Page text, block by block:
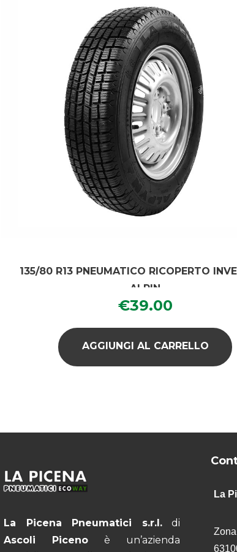
135/80 R13 PNEUMATICO RICOPERTO
ALPIN
€39.00
AGGIUNGI AL CARRELLO
La Picena Pneumatici s.r.l.di
Ascoli Piceno è un’azienda
La